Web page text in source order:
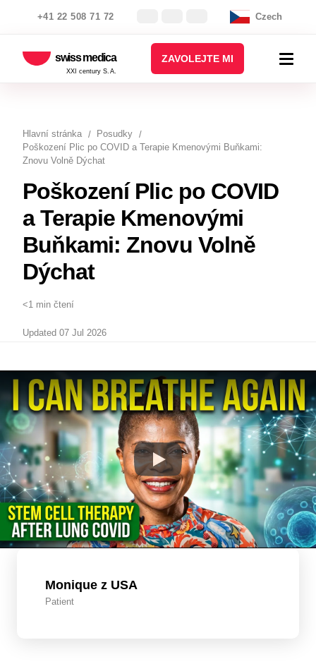
+41 22 508 71 72 Czech
swiss medica
XXI century S.A.
ZAVOLEJTE MI
Hlavní stránka
Posudky
Poškození Plic po COVID a Terapie Kmenovými Buňkami:
Znovu Volně Dýchat
Poškození Plic po COVID
a Terapie Kmenovými
Buňkami: Znovu Volně
Dýchat
<1 min čtení
Updated 07 Jul 2026
Monique z USA
Patient